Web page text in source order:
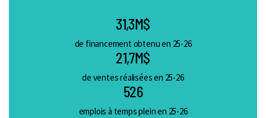
31,3M$
de financement obtenu en 25-26
21,7M$
de ventes réalisées en 25-26
526
emplois à temps plein en 25-26